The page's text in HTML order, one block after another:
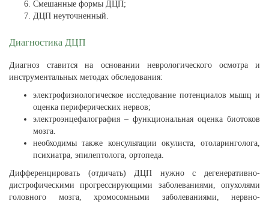
Смешанные формы ДЦП;
ДЦП неуточненный.
Диагностика ДЦП
Диагноз ставится на основании неврологического осмотра и
инструментальных методах обследования:
электрофизиологическое исследование потенциалов мышц и
оценка периферических нервов;
электроэнцефалография – функциональная оценка биотоков
мозга.
необходимы также консультации окулиста, отоларинголога,
психиатра, эпилептолога, ортопеда.
Дифференцировать (отдичать) ДЦП нужно с дегенеративно-
дистрофическими прогрессирующими заболеваниями, опухолями
головного мозга, хромосомными заболеваниями, нервно-